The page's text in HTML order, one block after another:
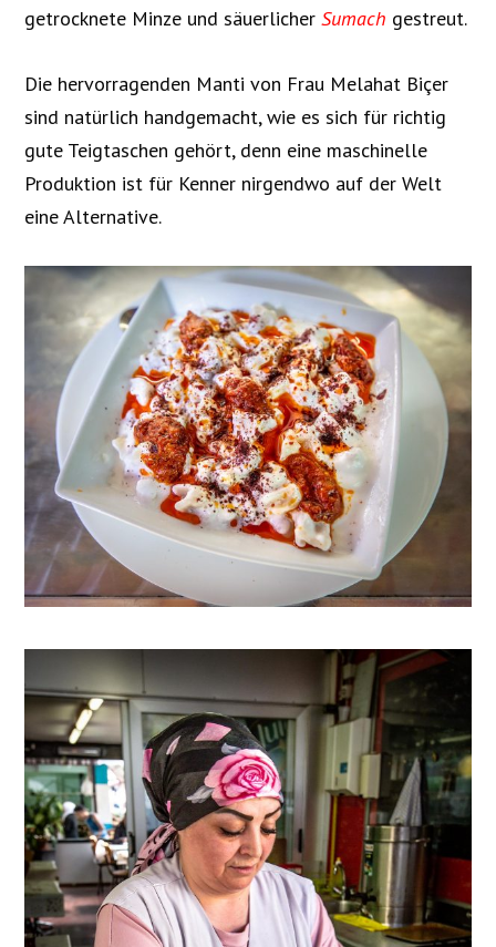
getrocknete Minze und säuerlicherSumach gestreut.
Die hervorragenden Manti von Frau Melahat Biçer
sind natürlich handgemacht, wie es sich für richtig
gute Teigtaschen gehört, denn eine maschinelle
Produktion ist für Kenner nirgendwo auf der Welt
eine Alternative.